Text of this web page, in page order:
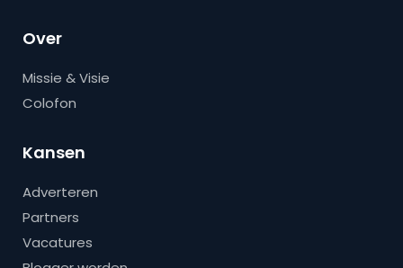
Over
Missie & Visie
Colofon
Kansen
Adverteren
Partners
Vacatures